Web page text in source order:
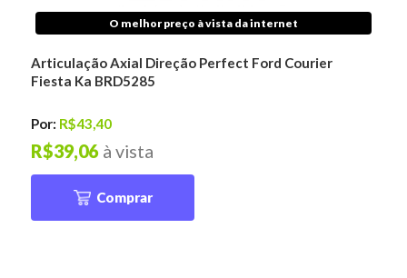
O melhor preço à vista da internet
Articulação Axial Direção Perfect Ford Courier
Fiesta Ka BRD5285
Por: R$43,40
à vista
R$39,06
Comprar